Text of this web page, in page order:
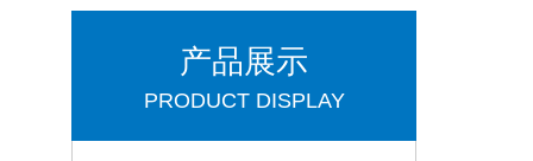
产品展示
PRODUCT DISPLAY